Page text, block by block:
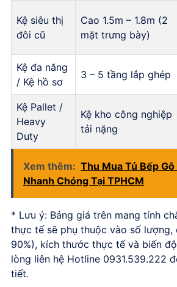
Kệ siêu thị
đôi cũ
Cao 1.5m – 1.8m (2
mặt trưng bày)
Kệ đa năng
/ Kệ hồ sơ
3 – 5 tầng lắp ghép
Kệ Pallet /
Heavy
Duty
Kệ kho công nghiệp
tải nặng
Xem thêm: Thu Mua Tủ Bếp Gỗ
Nhanh Chóng Tại TPHCM
* Lưu ý: Bảng giá trên mang tính
thực tế sẽ phụ thuộc vào số lượng,
90%), kích thước thực tế và biến
lòng liên hệ Hotline 0931.539.222
tiết.